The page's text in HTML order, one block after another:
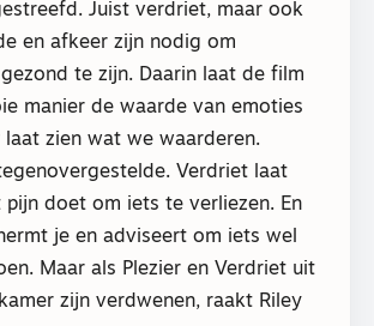
Juist verdriet, maar ook
en afkeer zijn nodig om
te zijn. Daarin laat de film
manier de waarde van emoties
laat zien wat we waarderen.
Verdriet laat
pijn doet om iets te verliezen. En
je en adviseert om iets wel
Maar als Plezier en Verdriet uit
zijn verdwenen, raakt Riley